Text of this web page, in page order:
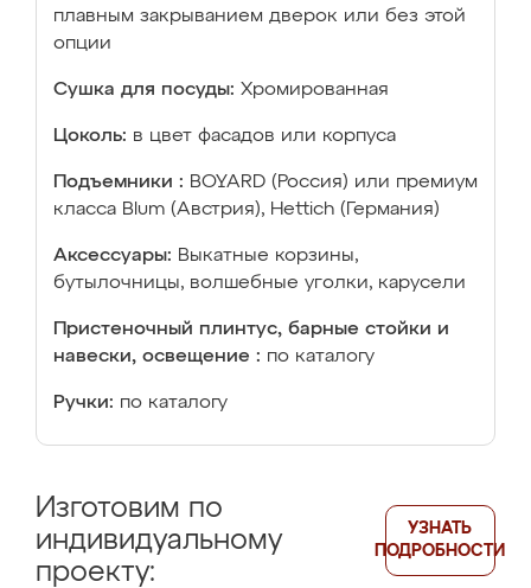
плавным закрыванием дверок или без этой
опции
Сушка для посуды: Хромированная
Цоколь: в цвет фасадов или корпуса
Подъемники : BOYARD (Россия) или премиум
класса Blum (Австрия), Hettich (Германия)
Аксессуары: Выкатные корзины,
бутылочницы, волшебные уголки, карусели
Пристеночный плинтус, барные стойки и
навески, освещение : по каталогу
Ручки: по каталогу
Изготовим по
индивидуальному
проекту:
УЗНАТЬ
ПОДРОБНОСТИ